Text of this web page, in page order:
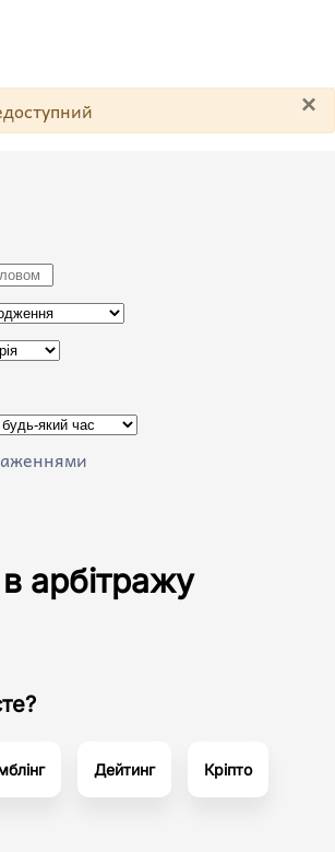
×
в арбітражу
Дейтинг Кріпто